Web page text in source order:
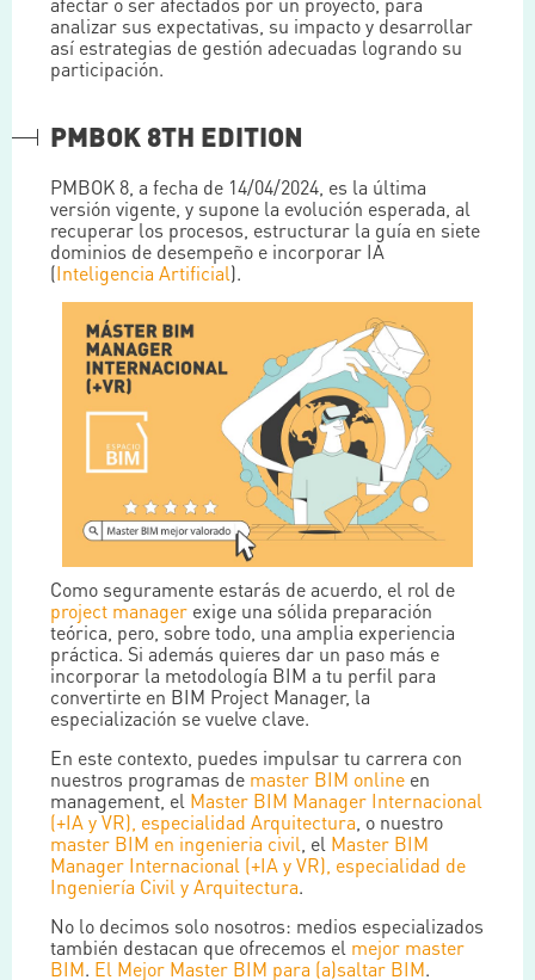
analizar sus expectativas, su impacto y desarrollar
así estrategias de gestión adecuadas logrando su
participación.
PMBOK 8TH EDITION
PMBOK 8, a fecha de 14/04/2024, es la última
versión vigente, y supone la evolución esperada, al
recuperar los procesos, estructurar la guía en siete
dominios de desempeño e incorporar IA
(Inteligencia Artificial).
Como seguramente estarás de acuerdo, el rol de
project manager exige una sólida preparación
teórica, pero, sobre todo, una amplia experiencia
práctica. Si además quieres dar un paso más e
incorporar la metodología BIM a tu perfil para
convertirte en BIM Project Manager, la
especialización se vuelve clave.
En este contexto, puedes impulsar tu carrera con
nuestros programas de master BIM online en
management, el Master BIM Manager Internacional
(+IA y VR), especialidad Arquitectura , o nuestro
master BIM en ingenieria civil , el Master BIM
Manager Internacional (+IA y VR), especialidad de
Ingeniería Civil y Arquitectura.
No lo decimos solo nosotros: medios especializados
también destacan que ofrecemos el mejor master
BIM. El Mejor Master BIM para (a)saltar BIM.